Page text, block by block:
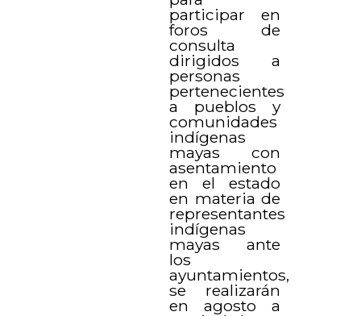
participar en
foros de
consulta
dirigidos a
personas
pertenecientes
a pueblos y
comunidades
indígenas
mayas con
asentamiento
en el estado
en materia de
representantes
indígenas
mayas ante
los
ayuntamientos,
se realizarán
en agosto a